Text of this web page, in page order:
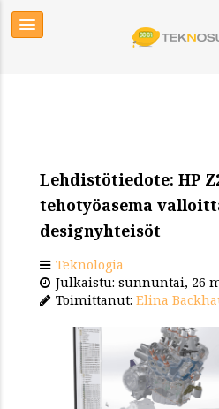
Lehdistötiedote: HP
tehotyöasema
designyhteisöt
Teknologia
Julkaistu: sunnuntai, 26
Toimittanut: Elina